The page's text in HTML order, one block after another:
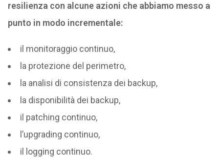
resilienza con alcune azioni che abbiamo messo a
punto in modo incrementale:
il monitoraggio continuo,
la protezione del perimetro,
la analisi di consistenza dei backup,
la disponibilità dei backup,
il patching continuo,
l’upgrading continuo,
il logging continuo.